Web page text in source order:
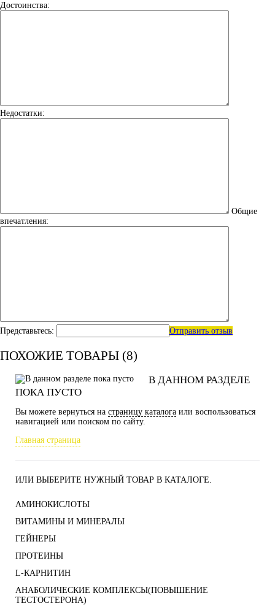
Достоинства:
Недостатки:
Общие
впечатления:
Представьтесь: Отправить отзыв
ПОХОЖИЕ ТОВАРЫ (8)
В ДАННОМ РАЗДЕЛЕ
ПОКА ПУСТО
Вы можете вернуться на страницу каталога или воспользоваться
навигацией или поиском по сайту.
Главная страница
ИЛИ ВЫБЕРИТЕ НУЖНЫЙ ТОВАР В КАТАЛОГЕ.
АМИНОКИСЛОТЫ
ВИТАМИНЫ И МИНЕРАЛЫ
ГЕЙНЕРЫ
ПРОТЕИНЫ
L-КАРНИТИН
АНАБОЛИЧЕСКИЕ КОМПЛЕКСЫ(ПОВЫШЕНИЕ
ТЕСТОСТЕРОНА)